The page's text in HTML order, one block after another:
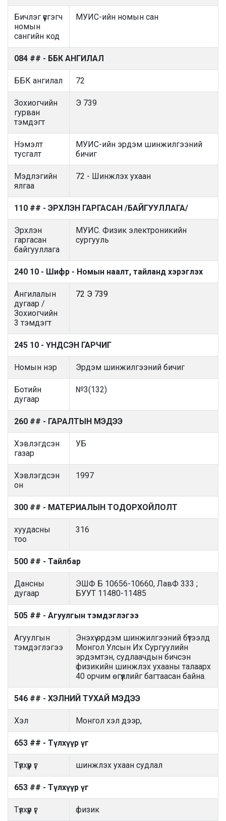
Бичлэг үүсгэгч
номын
сангийн код
МУИС-ийн номын сан
084 ## - ББК АНГИЛАЛ
ББК ангилал 72
Зохиогчийн
гурван
тэмдэгт
Э 739
Нэмэлт
тусгалт
МУИС-ийн эрдэм шинжилгээний
бичиг
Мэдлэгийн
ялгаа
72 - Шинжлэх ухаан
110 ## - ЭРХЛЭН ГАРГАСАН /БАЙГУУЛЛАГА/
Эрхлэн
гаргасан
байгууллага
МУИС. Физик электроникийн
сургууль
240 10 - Шифр - Номын наалт, тайланд хэрэглэх
Ангилалын
дугаар /
Зохиогчийн
3 тэмдэгт
72 Э 739
245 10 - ҮНДСЭН ГАРЧИГ
Номын нэр Эрдэм шинжилгээний бичиг
Ботийн
дугаар
№3(132)
260 ## - ГАРАЛТЫН МЭДЭЭ
Хэвлэгдсэн
газар
УБ
Хэвлэгдсэн
он
1997
300 ## - МАТЕРИАЛЫН ТОДОРХОЙЛОЛТ
хуудасны
тоо
316
500 ## - Тайлбар
Дансны
дугаар
ЭШФ Б 10656-10660, ЛавФ 333 ;
БУУТ 11480-11485
505 ## - Агуулгын тэмдэглэгээ
Агуулгын
тэмдэглэгээ
Энэхүү эрдэм шинжилгээний бүтээлд
Монгол Улсын Их Сургуулийн
эрдэмтэн, судлаачдын бичсэн
физикийн шинжлэх ухааны талаарх
40 орчим өгүүллийг багтаасан байна.
546 ## - ХЭЛНИЙ ТУХАЙ МЭДЭЭ
Хэл Монгол хэл дээр,
653 ## - Түлхүүр үг
Түлхүүр үг шинжлэх ухаан судлал
653 ## - Түлхүүр үг
Түлхүүр үг физик